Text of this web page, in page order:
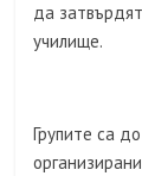
да
училище.
Групите са